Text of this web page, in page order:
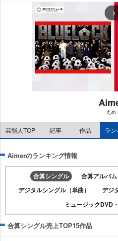
arrow_forward_ios
えめ
芸能人TOP 記事 作品 ラ
Aimerのランキング情報
合算シングル 合算アルバム
デジタルシングル（単曲）
デジ
ミュージックDVD
合算シングル売上TOP15作品